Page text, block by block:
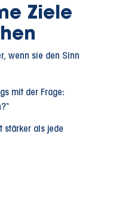
Ziele
wenn sie den Sinn
mit der Frage:
stärker als jede